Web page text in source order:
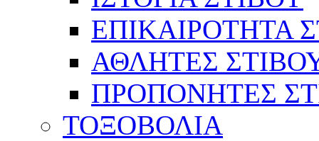
ΕΠΙΚΑΙΡΟΤΗΤΑ
ΑΘΛΗΤΕΣ
ΠΡΟΠΟΝΗΤΕΣ
ΤΟΞΟΒΟΛΙΑ